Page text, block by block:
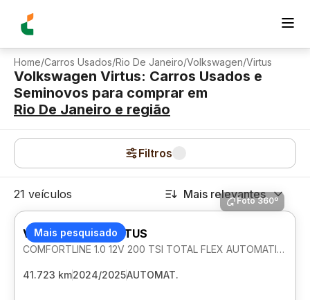
Home/Carros Usados/Rio De Janeiro/Volkswagen/Virtus
Volkswagen Virtus: Carros Usados e
Seminovos para comprar em
Rio De Janeiro e região
Filtros
21 veículos Mais relevantes
Mais pesquisado
Foto 360º
VOLKSWAGEN VIRTUS
COMFORTLINE 1.0 12V 200 TSI TOTAL FLEX AUTOMATICO
41.723 km2024/2025AUTOMAT.